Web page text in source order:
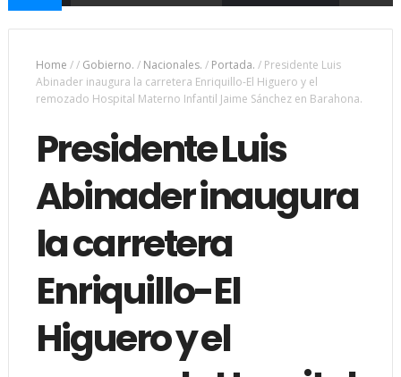
Home // Gobierno. / Nacionales. / Portada. / Presidente Luis
Abinader inaugura la carretera Enriquillo-El Higuero y el
remozado Hospital Materno Infantil Jaime Sánchez en Barahona.
Presidente Luis
Abinader inaugura
la carretera
Enriquillo-El
Higuero y el